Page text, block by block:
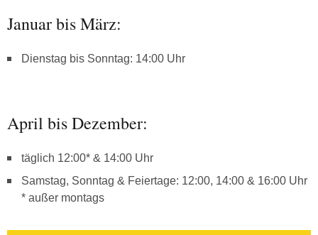
Januar bis März:
Dienstag bis Sonntag: 14:00 Uhr
April bis Dezember:
täglich 12:00* & 14:00 Uhr
Samstag, Sonntag & Feiertage: 12:00, 14:00 & 16:00 Uhr
* außer montags